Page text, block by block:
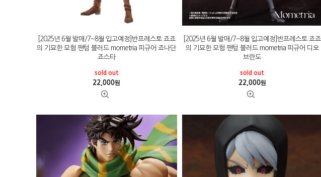
[2025년 6월 발매/7~8월 입고예정]반프레스토 죠죠
의 기묘한 모험 팬텀 블러드 mometria 피규어 죠나단
죠스타
sold out
22,000원
[2025년 6월 발매/7~8월 입고예정]반프레스토 죠죠
의 기묘한 모험 팬텀 블러드 mometria 피규어 디오
브란도
sold out
22,000원